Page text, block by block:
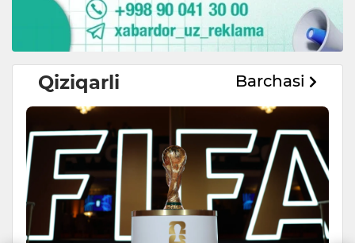
Qiziqarli Barchasi